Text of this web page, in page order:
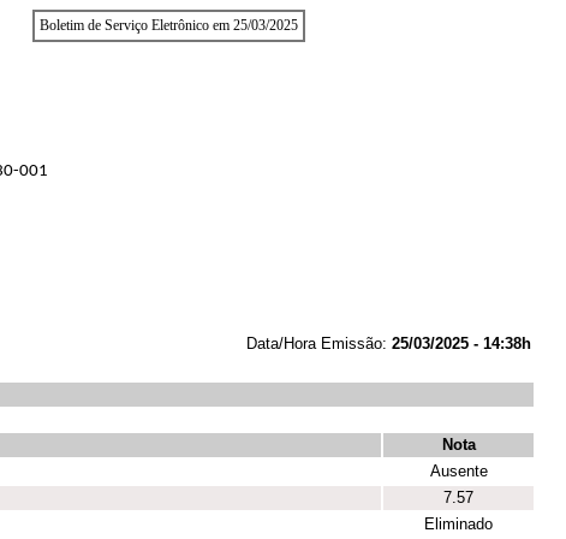
Boletim de Serviço Eletrônico em 25/03/2025
001
Data/Hora Emissão: 25/03/2025 - 14:38h
Nota
Ausente
7.57
Eliminado